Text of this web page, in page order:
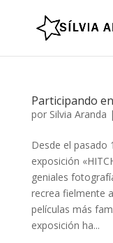
Participando
por Silvia Aranda |
Desde el pasado
exposición
geniales
recrea fielmente
películas más
exposición ha...